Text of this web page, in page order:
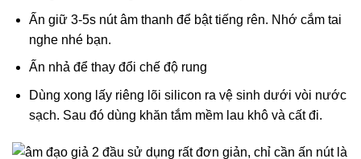
Ấn giữ 3-5s nút âm thanh để bật tiếng rên. Nhớ cắm tai
nghe nhé bạn.
Ấn nhả để thay đổi chế độ rung
Dùng xong lấy riêng lõi silicon ra vệ sinh dưới vòi nước
sạch. Sau đó dùng khăn tắm mềm lau khô và cất đi.